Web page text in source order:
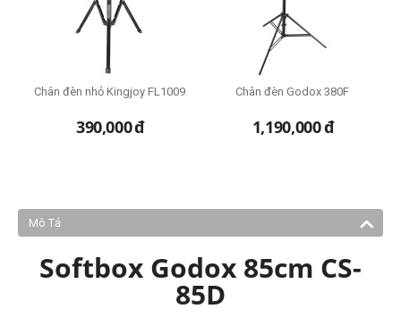
Chân đèn nhỏ Kingjoy FL1009
390,000đ
Chân đèn Godox 380F
1,190,000đ
Mô Tả
Softbox Godox 85cm CS-
85D